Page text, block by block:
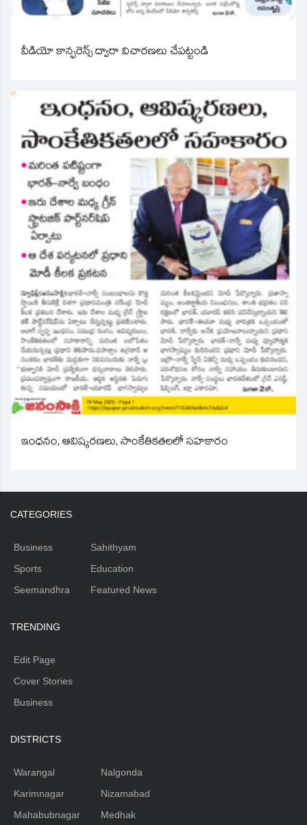
వీడియో కాన్ఫరెన్స్ ద్వారా విచారణలు చేపట్టండి
ఇంధనం, ఆవిష్కరణలు, సాంకేతికతలలో సహకారం
CATEGORIES
Business
Sports
Seemandhra
Sahithyam
Education
Featured News
TRENDING
Edit Page
Cover Stories
Business
DISTRICTS
Warangal
Karimnagar
Mahabubnagar
Nalgonda
Nizamabad
Medhak